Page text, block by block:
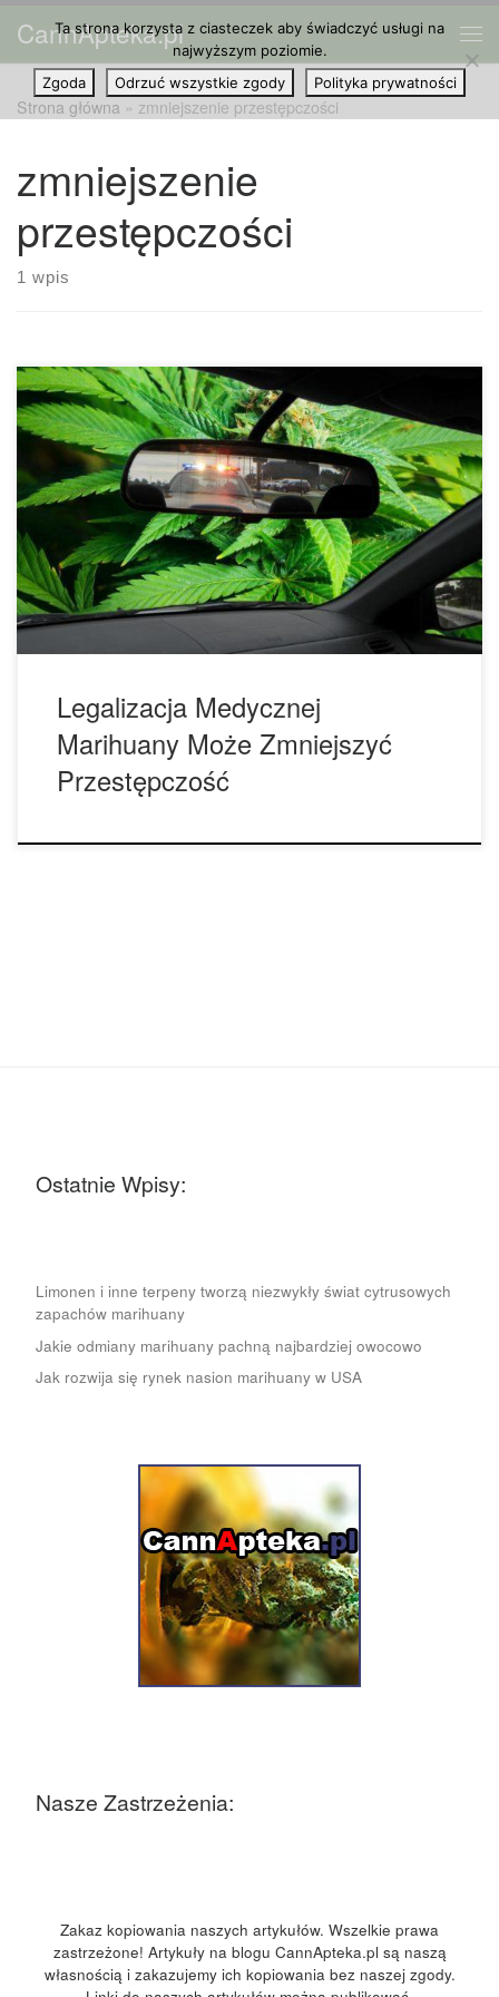
Przejdź do treści
CannApteka.pl
Strona główna » zmniejszenie przestępczości
zmniejszenie
przestępczości
1 wpis
Nowe badanie opublikowane w tym tygodniu przez
czasopismo PLOS ONE wykazało, że legalizacja medycznej
marihuany nie prowadzi do wzrostu przestępczości, ale do
jej zmniejszenia; oprócz tego legalizacja MM może
zmniejszyć liczbę zabójstw i napadów. Do badania,
naukowcy z University of Texas wykorzystali dane z Uniform
Crime Report FBI, badając wskaźniki […]
Legalizacja Medycznej
Marihuany Może Zmniejszyć
Przestępczość
Ostatnie Wpisy:
Limonen i inne terpeny tworzą niezwykły świat cytrusowych
zapachów marihuany
Jakie odmiany marihuany pachną najbardziej owocowo
Jak rozwija się rynek nasion marihuany w USA
Nasze Zastrzeżenia:
Zakaz kopiowania naszych artykułów. Wszelkie prawa
zastrzeżone! Artykuły na blogu CannApteka.pl są naszą
własnością i zakazujemy ich kopiowania bez naszej zgody.
Ta strona korzysta z ciasteczek aby świadczyć usługi na
najwyższym poziomie.
Zgoda
Odrzuć wszystkie zgody Polityka prywatności